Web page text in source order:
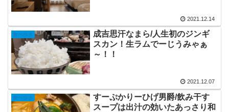
2021.12.14
食べ歩き
成吉思汗なまら/人生初のジンギ
スカン！生ラムでーじうみゃぁ
～！！
2021.12.07
食べ歩き
すーぷかりーひげ男爵/飲み干す
スープは出汁の効いたあっさり和